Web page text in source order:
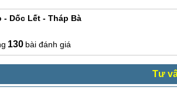
- Dốc Lết - Tháp Bà
130 bài đánh giá
Tư